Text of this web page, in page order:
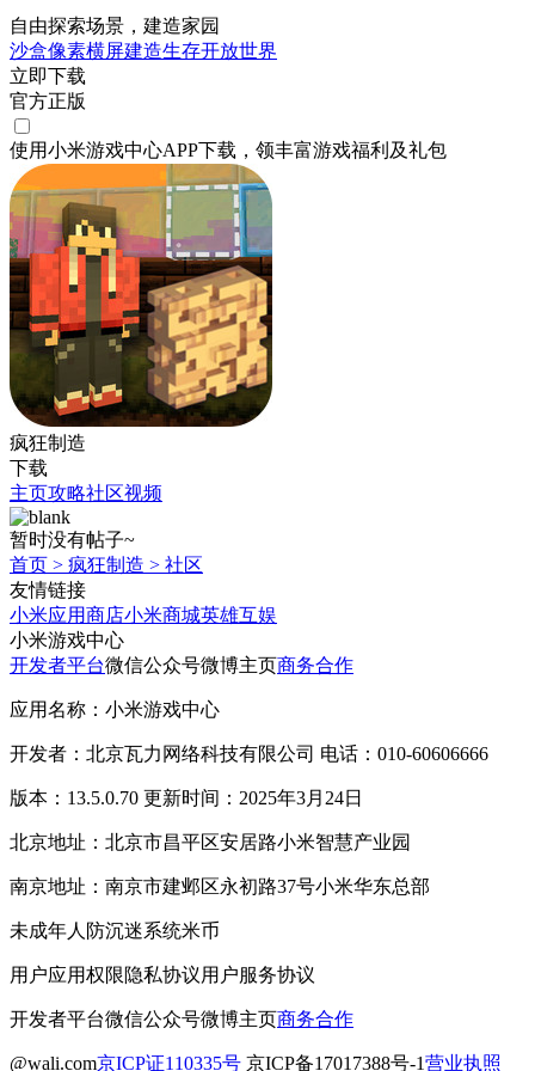
自由探索场景，建造家园
沙盒像素横屏建造生存开放世界
立即下载
官方正版
使用小米游戏中心APP下载 ，领丰富游戏福利 及礼包
疯狂制造
下载
主页攻略社区视频
暂时没有帖子~
首页 > 疯狂制造 > 社区
友情链接
小米应用商店小米商城英雄互娱
小米游戏中心
开发者平台微信公众号微博主页商务合作
应用名称：小米游戏中心
开发者：北京瓦力网络科技有限公司 电话：010-60606666
版本：13.5.0.70 更新时间：2025年3月24日
北京地址：北京市昌平区安居路小米智慧产业园
南京地址：南京市建邺区永初路37号小米华东总部
未成年人防沉迷系统米币
用户应用权限隐私协议用户服务协议
开发者平台微信公众号微博主页商务合作
@wali.com京ICP证110335号 京ICP备17017388号-1营业执照